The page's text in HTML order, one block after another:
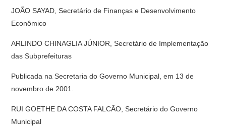
JOÃO SAYAD, Secretário de Finanças e Desenvolvimento
Econômico
ARLINDO CHINAGLIA JÚNIOR, Secretário de Implementação
das Subprefeituras
Publicada na Secretaria do Governo Municipal, em 13 de
novembro de 2001.
RUI GOETHE DA COSTA FALCÃO, Secretário do Governo
Municipal